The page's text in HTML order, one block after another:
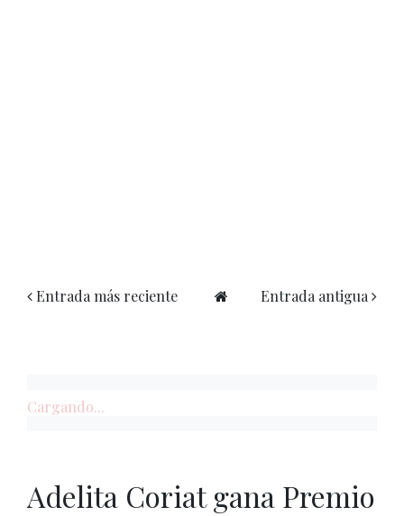
Entrada más reciente Entrada antigua
Cargando...
Adelita Coriat gana Premio